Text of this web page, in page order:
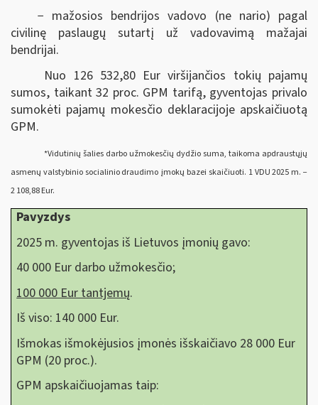
− mažosios bendrijos vadovo (ne nario) pagal
civilinę paslaugų sutartį už vadovavimą mažajai
bendrijai.
Nuo 126 532,80 Eur viršijančios tokių pajamų
sumos, taikant 32 proc. GPM tarifą, gyventojas privalo
sumokėti pajamų mokesčio deklaracijoje apskaičiuotą
GPM.
*Vidutinių šalies darbo užmokesčių dydžio suma, taikoma apdraustųjų
asmenų valstybinio socialinio draudimo įmokų bazei skaičiuoti. 1 VDU 2025 m. −
2 108,88 Eur.
Pavyzdys
2025 m. gyventojas iš Lietuvos įmonių gavo:
40 000 Eur darbo užmokesčio;
100 000 Eur tantjemų.
Iš viso: 140 000 Eur.
Išmokas išmokėjusios įmonės išskaičiavo 28 000 Eur
GPM (20 proc.).
GPM apskaičiuojamas taip: